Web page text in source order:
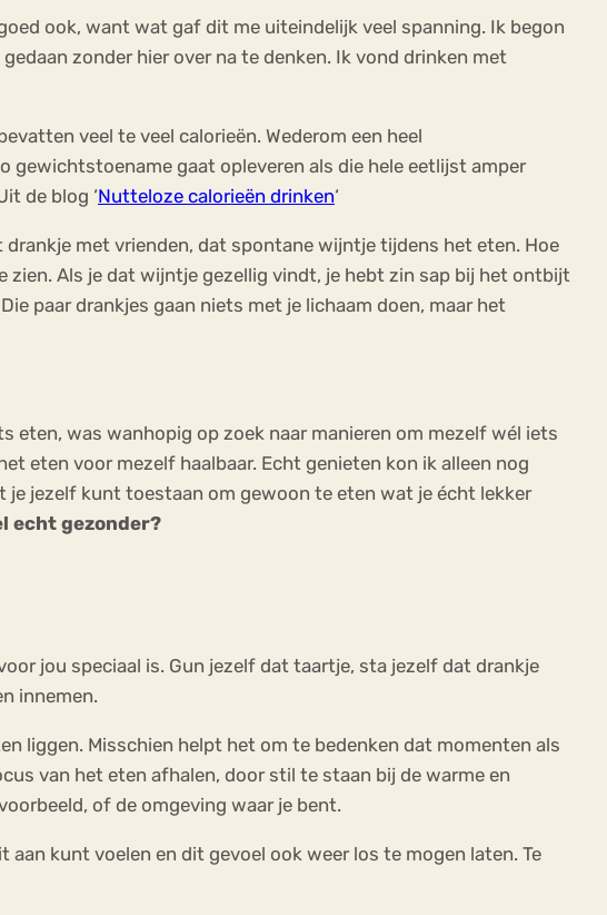
ook, want wat gaf dit me uiteindelijk veel spanning. Ik begon
zonder hier over na te denken. Ik vond drinken met
veel te veel calorieën. Wederom een heel
gewichtstoename gaat opleveren als die hele eetlijst amper
de blog ‘Nutteloze calorieën drinken‘
met vrienden, dat spontane wijntje tijdens het eten. Hoe
zien. Als je dat wijntje gezellig vindt, je hebt zin sap bij het ontbijt
paar drankjes gaan niets met je lichaam doen, maar het
eten, was wanhopig op zoek naar manieren om mezelf wél iets
eten voor mezelf haalbaar. Echt genieten kon ik alleen nog
je jezelf kunt toestaan om gewoon te eten wat je écht lekker
echt gezonder?
jou speciaal is. Gun jezelf dat taartje, sta jezelf dat drankje
innemen.
liggen. Misschien helpt het om te bedenken dat momenten als
van het eten afhalen, door stil te staan bij de warme en
of de omgeving waar je bent.
kunt voelen en dit gevoel ook weer los te mogen laten. Te